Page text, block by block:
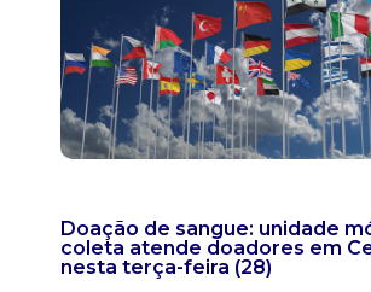
Doação de sangue: unidade
coleta atende doadores em
nesta terça-feira (28)